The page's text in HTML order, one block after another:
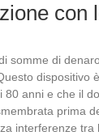
con
somme di
dispositivo
80 anni e che il
prima
interferenze tra